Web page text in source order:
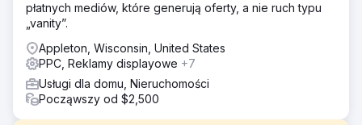
płatnych mediów, które generują oferty, a nie ruch typu
„vanity”.
Appleton, Wisconsin, United States
PPC, Reklamy displayowe +7
Usługi dla domu, Nieruchomości
Począwszy od $2,500